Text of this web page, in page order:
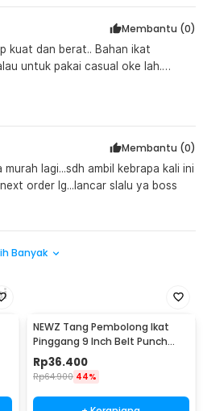
Membantu (0)
kuat dan berat.. Bahan ikat
untuk pakai casual oke lah.
Membantu (0)
lagi...sdh ambil kebrapa kali ini
order lg...lancar slalu ya boss
Banyak
NEWZ Tang Pembolong Ikat
Pinggang 9 Inch Belt Punch
Plier - CA-40
Rp36.400
Rp64.900 44%